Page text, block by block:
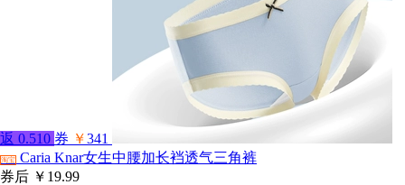
返 0.510 券 ￥341
淘宝 Caria Knar女生中腰加长裆透气三角裤
券后 ￥19.99